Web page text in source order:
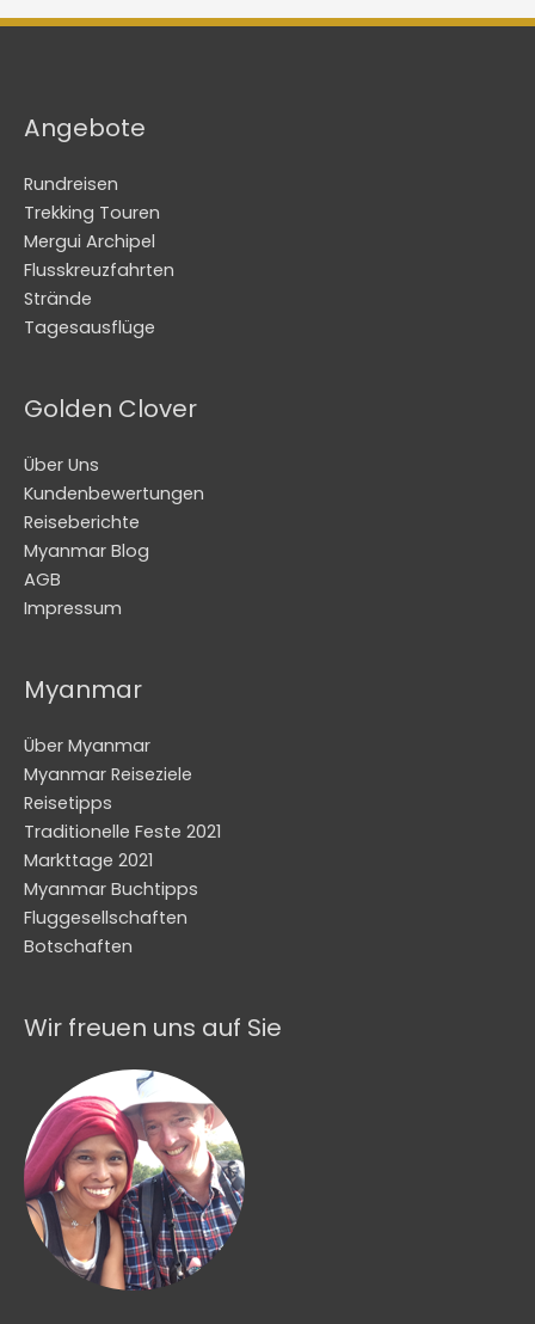
Angebote
Rundreisen
Trekking Touren
Mergui Archipel
Flusskreuzfahrten
Strände
Tagesausflüge
Golden Clover
Über Uns
Kundenbewertungen
Reiseberichte
Myanmar Blog
AGB
Impressum
Myanmar
Über Myanmar
Myanmar Reiseziele
Reisetipps
Traditionelle Feste 2021
Markttage 2021
Myanmar Buchtipps
Fluggesellschaften
Botschaften
Wir freuen uns auf Sie